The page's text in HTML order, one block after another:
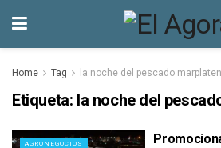
Home Tag la noche del pescado
Etiqueta: la noche del
AGRONEGOCIOS